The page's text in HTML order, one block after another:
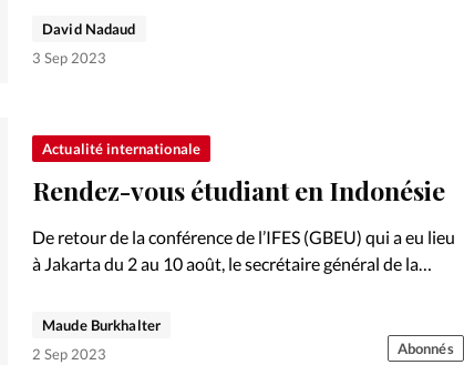
David Nadaud
3 Sep 2023
Actualité internationale
Rendez-vous étudiant en Indonésie
De retour de la conférence de l’IFES (GBEU) qui a eu lieu
à Jakarta du 2 au 10 août, le secrétaire général de la
depuis la gauche), partage…
Maude Burkhalter
2 Sep 2023
Abonnés